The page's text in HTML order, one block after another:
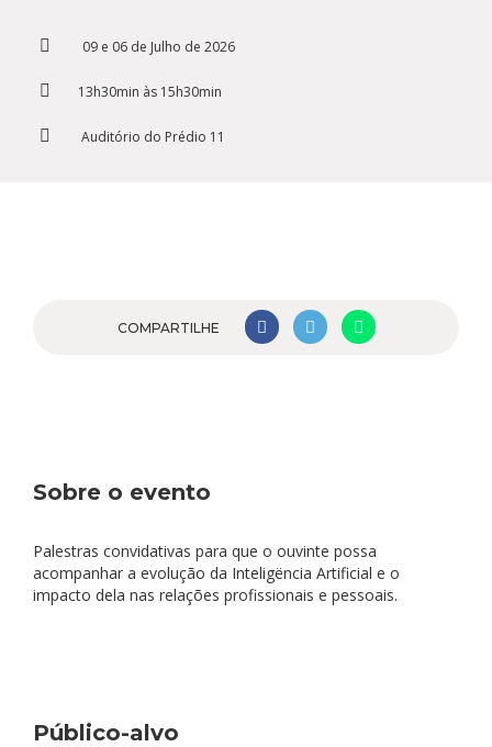
de Idiomas
Médicas
Conosco
& Você - Comunidade
Gustavo Adolfo
09 e 06 de Julho de 2026
13h30min às 15h30min
Auditório do Prédio 11
COMPARTILHE
Sobre o evento
Palestras convidativas para que o ouvinte possa
acompanhar a evolução da Inteligëncia Artificial e o
impacto dela nas relações profissionais e pessoais.
Público-alvo